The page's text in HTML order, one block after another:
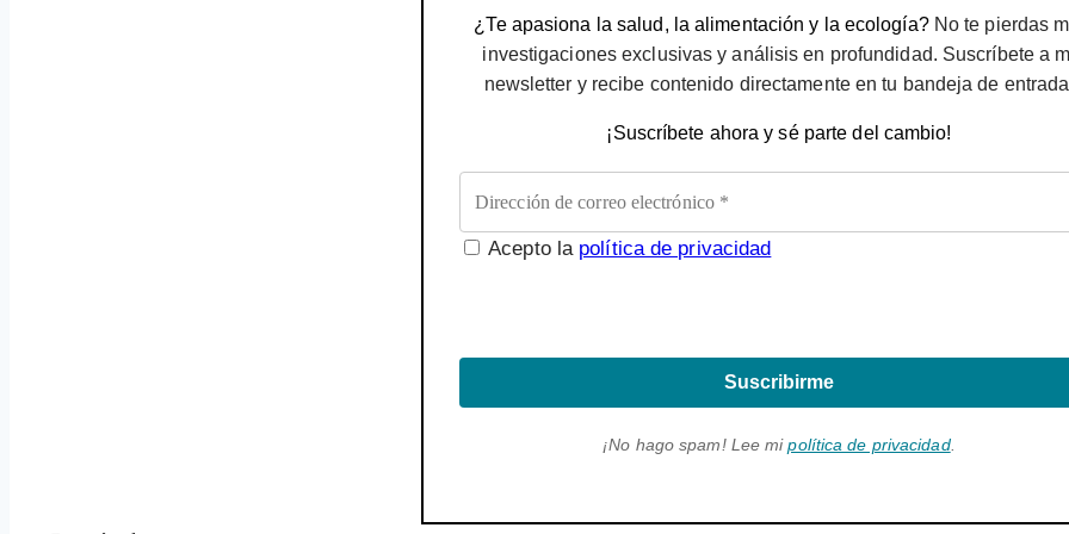
¿Te apasiona la salud, la alimentación y la ecología?No te pierdas
investigaciones exclusivas y análisis en profundidad. Suscríbete a
newsletter y recibe contenido directamente en tu bandeja de
¡Suscríbete ahora y sé parte del cambio!
Acepto la política de privacidad
Suscribirme
¡No hago spam! Lee mipolítica de privacidad.